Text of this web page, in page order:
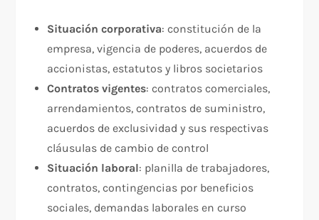
Situación corporativa: constitución de la
empresa, vigencia de poderes, acuerdos de
accionistas, estatutos y libros societarios
Contratos vigentes: contratos comerciales,
arrendamientos, contratos de suministro,
acuerdos de exclusividad y sus respectivas
cláusulas de cambio de control
Situación laboral: planilla de trabajadores,
contratos, contingencias por beneficios
sociales, demandas laborales en curso